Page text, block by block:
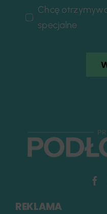
Chcę
specjalne
REKLAMA